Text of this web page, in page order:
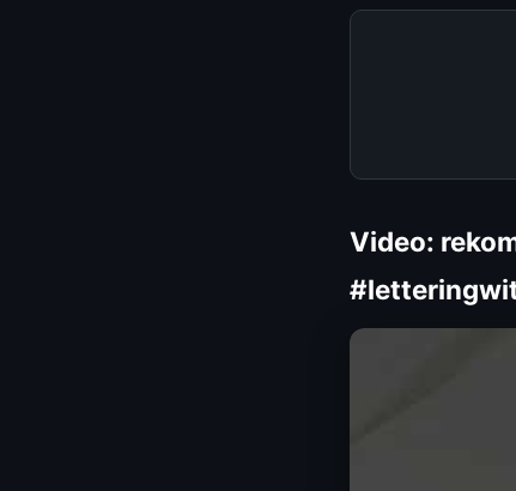
Video: